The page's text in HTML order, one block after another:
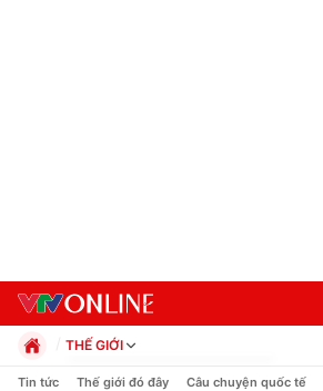
THẾ GIỚI
Chính trị
Tin tức Thế giới đó đây Câu chuyện quốc tế